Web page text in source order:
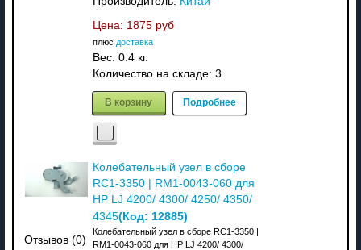
Цена: 1875 руб
плюс доставка
Вес: 0.4 кг.
Количество на складе: 3
В корзину Подробнее
Отзывов (0)
Колебательный узел в сборе
RC1-3350 | RM1-0043-060 для
HP LJ 4200/ 4300/ 4250/ 4350/
4345(Код: 12885)
Колебательный узел в сборе RC1-3350 |
RM1-0043-060 для HP LJ 4200/ 4300/